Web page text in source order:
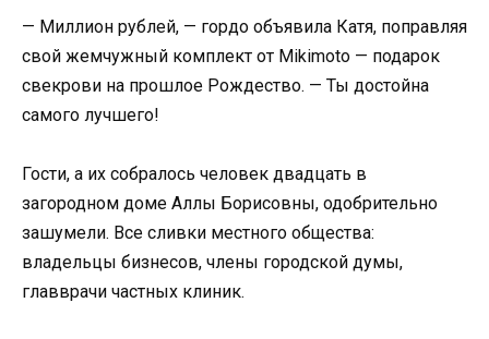
— Миллион рублей, — гордо объявила Катя, поправляя
свой жемчужный комплект от Mikimoto — подарок
свекрови на прошлое Рождество. — Ты достойна
самого лучшего!
Гости, а их собралось человек двадцать в
загородном доме Аллы Борисовны, одобрительно
зашумели. Все сливки местного общества:
владельцы бизнесов, члены городской думы,
главврачи частных клиник.